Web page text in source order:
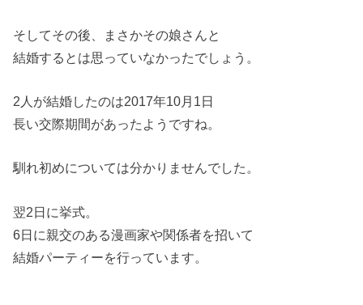
そしてその後、まさかその娘さんと
結婚するとは思っていなかったでしょう。
2人が結婚したのは2017年10月1日
長い交際期間があったようですね。
馴れ初めについては分かりませんでした。
翌2日に挙式。
6日に親交のある漫画家や関係者を招いて
結婚パーティーを行っています。